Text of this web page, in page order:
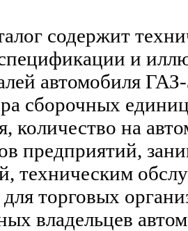
содержит
и
автомобиля
сборочных
количество на
предприятий,
техническим
торговых
владельцев